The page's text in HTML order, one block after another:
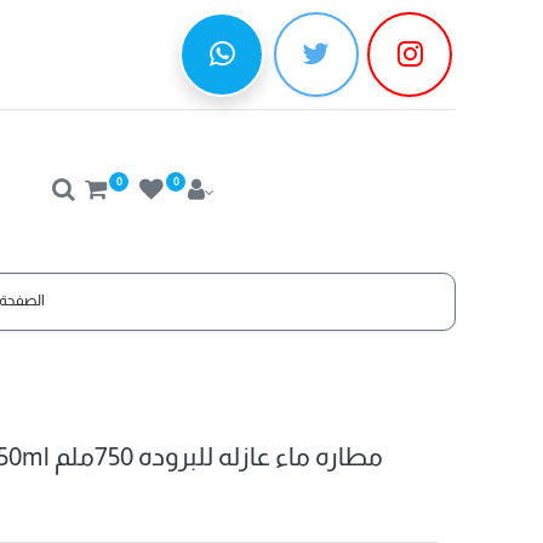
0 0
Blue insulated bottle 750ml مطاره ماء عازله للبروده 750ملم